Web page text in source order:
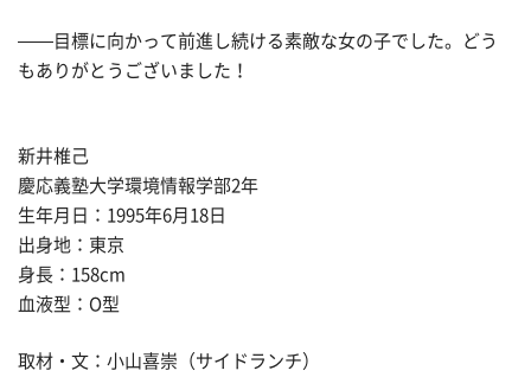
——目標に向かって前進し続ける素敵な女の子でした。どう
もありがとうございました！
新井椎己
慶応義塾大学環境情報学部2年
生年月日：1995年6月18日
出身地：東京
身長：158cm
血液型：O型
取材・文：小山喜崇（サイドランチ）